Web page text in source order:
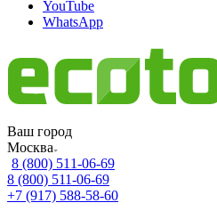
YouTube
WhatsApp
Ваш город
Москва
8 (800) 511-06-69
8 (800) 511-06-69
+7 (917) 588-58-60